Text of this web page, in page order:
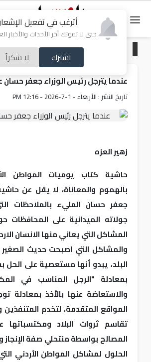
أترغب في تفعيل
حتى لا تفوتك آخر الأحداث والأخبار
اشترك لا شكراً
ملفات ساخنة
عندما يترجل رئيس الوزراء جعفر
تاريخ النشر : الأربعاء - 1-7-2026 - 12:16 PM
زهير العزه
حاشية كتاب يوميات المواطن
بالهموم والمعاناة، لا يقل عن
جعفر حسان المليء بالملاحظات
جولاته الميدانية على المحافظات
المشاكل التي يعاني منها الانسان
والمشاكل التي اصبحت حديث الصغير
البلد، يبدو أنها مستعصية على الحل
بمعادلة "الرجل المناسب في
والاستعاضة عنها بالأخذ بمعادلة
المواقع المتقدمة، لتخدم
تقاسم ثروات البلاد
المصالح بواسطة منتحلي صفة الإنجاز
الحلول لمشاكل المواطن الأردني